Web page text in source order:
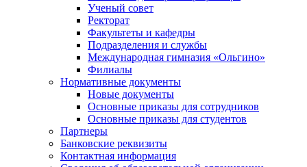
Ученый совет
Ректорат
Факультеты и кафедры
Подразделения и службы
Международная гимназия «Ольгино»
Филиалы
Нормативные документы
Новые документы
Основные приказы для сотрудников
Основные приказы для студентов
Партнеры
Банковские реквизиты
Контактная информация